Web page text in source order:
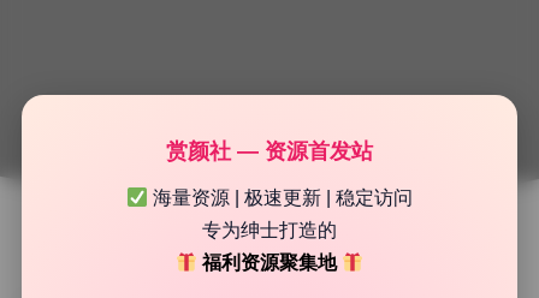
赏颜社 — 资源首发站
海量资源 | 极速更新 | 稳定访问
专为绅士打造的
福利资源聚集地